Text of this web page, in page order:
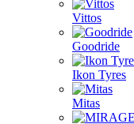
Vittos
Goodride
Ikon Tyres
Mitas